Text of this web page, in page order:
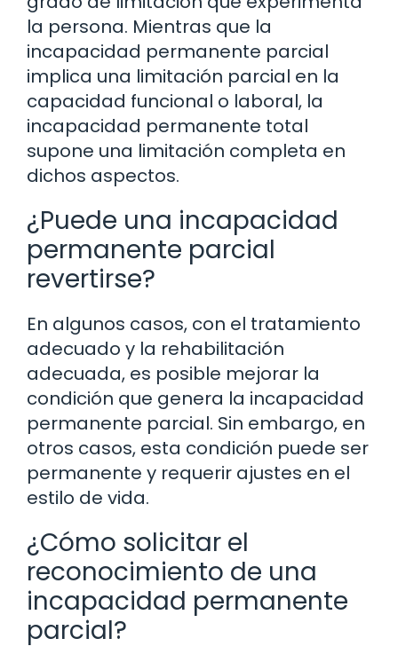
la persona. Mientras que la
incapacidad permanente parcial
implica una limitación parcial en la
capacidad funcional o laboral, la
incapacidad permanente total
supone una limitación completa en
dichos aspectos.
¿Puede una incapacidad
permanente parcial
revertirse?
En algunos casos, con el tratamiento
adecuado y la rehabilitación
adecuada, es posible mejorar la
condición que genera la incapacidad
permanente parcial. Sin embargo, en
otros casos, esta condición puede ser
permanente y requerir ajustes en el
estilo de vida.
¿Cómo solicitar el
reconocimiento de una
incapacidad permanente
parcial?